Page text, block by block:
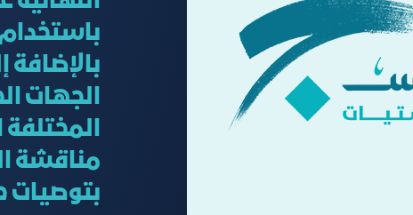
باستخدام
الجهات
مناقشة
بتوصيات